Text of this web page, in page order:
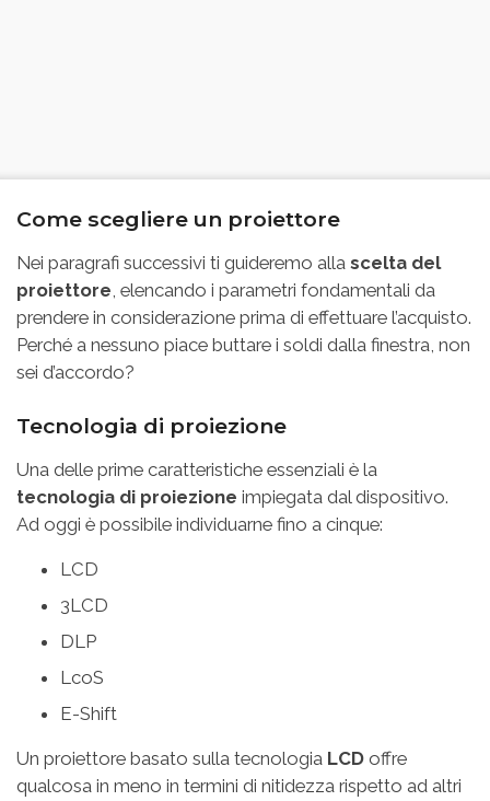
Come scegliere un proiettore
Nei paragrafi successivi ti guideremo alla scelta del
proiettore, elencando i parametri fondamentali da
prendere in considerazione prima di effettuare l’acquisto.
Perché a nessuno piace buttare i soldi dalla finestra, non
sei d’accordo?
Tecnologia di proiezione
Una delle prime caratteristiche essenziali è la
tecnologia di proiezione impiegata dal dispositivo.
Ad oggi è possibile individuarne fino a cinque:
LCD
3LCD
DLP
LcoS
E-Shift
Un proiettore basato sulla tecnologia LCD offre
qualcosa in meno in termini di nitidezza rispetto ad altri